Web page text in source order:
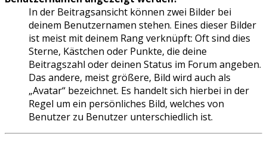
In der Beitragsansicht können zwei Bilder bei
deinem Benutzernamen stehen. Eines dieser Bilder
ist meist mit deinem Rang verknüpft: Oft sind dies
Sterne, Kästchen oder Punkte, die deine
Beitragszahl oder deinen Status im Forum angeben.
Das andere, meist größere, Bild wird auch als
„Avatar“ bezeichnet. Es handelt sich hierbei in der
Regel um ein persönliches Bild, welches von
Benutzer zu Benutzer unterschiedlich ist.